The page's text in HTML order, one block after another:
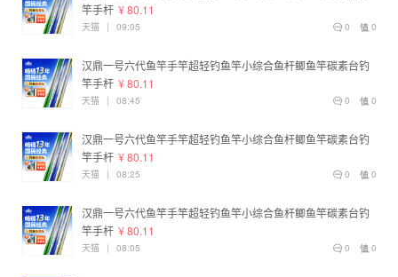
竿手杆 ¥ 80.11
0
0
天猫 | 09:05
汉鼎一号六代鱼竿手竿超轻钓鱼竿小综合鱼杆鲫鱼竿碳素台钓
竿手杆 ¥ 80.11
0
0
天猫 | 08:45
汉鼎一号六代鱼竿手竿超轻钓鱼竿小综合鱼杆鲫鱼竿碳素台钓
竿手杆 ¥ 80.11
0
0
天猫 | 08:25
汉鼎一号六代鱼竿手竿超轻钓鱼竿小综合鱼杆鲫鱼竿碳素台钓
竿手杆 ¥ 80.11
0
0
天猫 | 08:05